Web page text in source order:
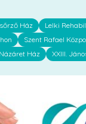
Ház Lelki
Szent Rafael
Ház
XXIII.